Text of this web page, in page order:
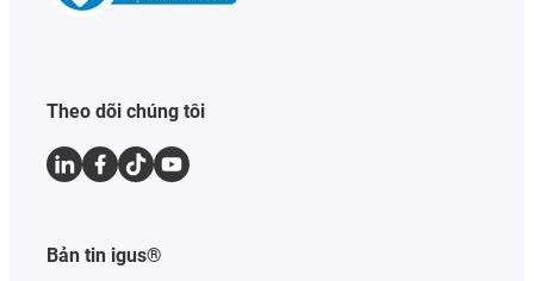
Theo dõi chúng tôi
Bản tin igus®